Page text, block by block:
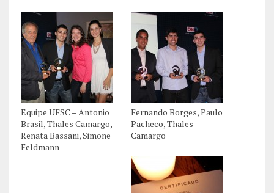
Equipe UFSC – Antonio
Brasil, Thales Camargo,
Renata Bassani, Simone
Feldmann
Fernando Borges, Paulo
Pacheco, Thales
Camargo